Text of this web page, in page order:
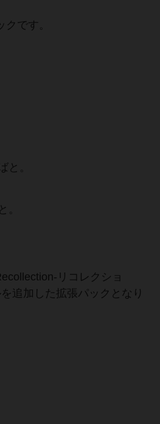
です。
と。
。
リコレクショ
追加した拡張パックとなり